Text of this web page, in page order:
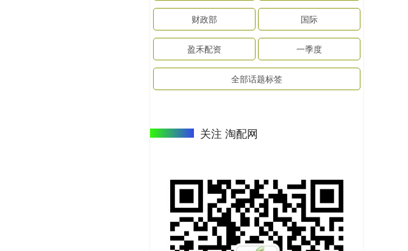
财政部 国际
盈禾配资 一季度
全部话题标签
关注 淘配网